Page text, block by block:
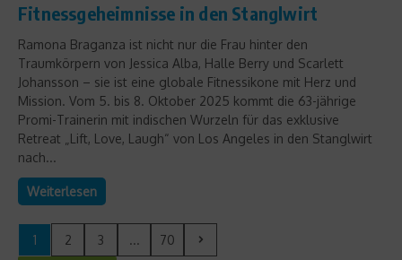
Fitnessgeheimnisse in den Stanglwirt
Ramona Braganza ist nicht nur die Frau hinter den
Traumkörpern von Jessica Alba, Halle Berry und Scarlett
Johansson – sie ist eine globale Fitnessikone mit Herz und
Mission. Vom 5. bis 8. Oktober 2025 kommt die 63-jährige
Promi-Trainerin mit indischen Wurzeln für das exklusive
Retreat „Lift, Love, Laugh“ von Los Angeles in den Stanglwirt
nach...
Weiterlesen
1 2 3 ... 70